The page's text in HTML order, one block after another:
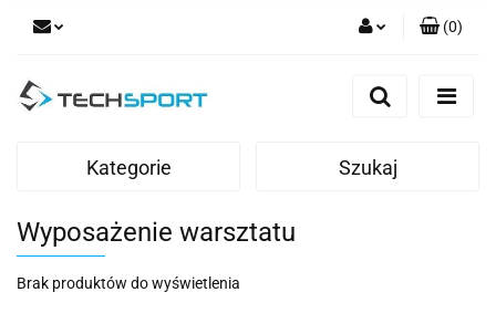
Zaloguj się
(0)
Kategorie Szukaj
Wyposażenie warsztatu
Brak produktów do wyświetlenia